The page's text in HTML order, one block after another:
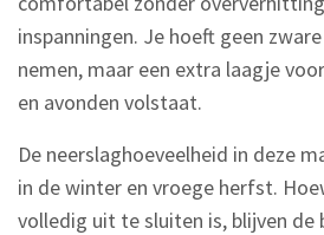
inspanningen. Je hoeft geen
nemen, maar een extra laagje
en avonden volstaat.
De neerslaghoeveelheid in deze
in de winter en vroege herfst.
volledig uit te sluiten is, blijven de